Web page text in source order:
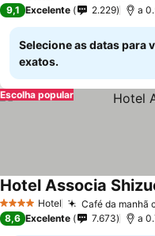
9,1 Excelente 2.229 a
Selecione as datas para
exatos.
Escolha popular
4 EstrelasHotel Café da manhã
Hotel Associa
8,6 Excelente 7.673 a